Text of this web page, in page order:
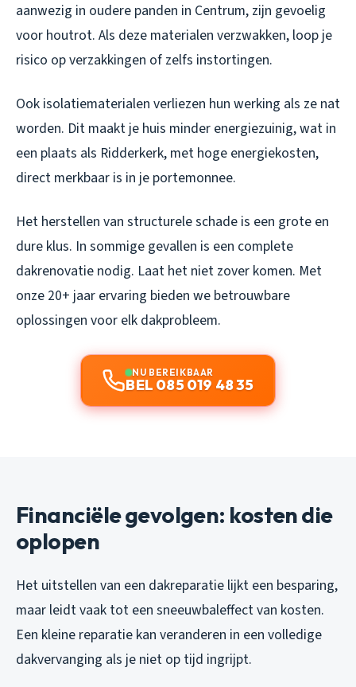
aanwezig in oudere panden in Centrum, zijn gevoelig
voor houtrot. Als deze materialen verzwakken, loop je
risico op verzakkingen of zelfs instortingen.
Ook isolatiematerialen verliezen hun werking als ze nat
worden. Dit maakt je huis minder energiezuinig, wat in
een plaats als Ridderkerk, met hoge energiekosten,
direct merkbaar is in je portemonnee.
Het herstellen van structurele schade is een grote en
dure klus. In sommige gevallen is een complete
dakrenovatie nodig. Laat het niet zover komen. Met
onze 20+ jaar ervaring bieden we betrouwbare
oplossingen voor elk dakprobleem.
NU BEREIKBAAR
BEL 085 019 48 35
Financiële gevolgen: kosten die
oplopen
Het uitstellen van een dakreparatie lijkt een besparing,
maar leidt vaak tot een sneeuwbaleffect van kosten.
Een kleine reparatie kan veranderen in een volledige
dakvervanging als je niet op tijd ingrijpt.